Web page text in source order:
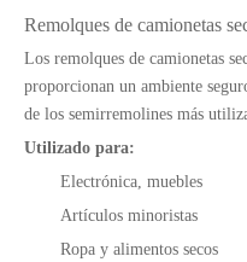
Remolques de camionetas
Los remolques de camionetas
proporcionan un ambiente
de los semirremolines más
Utilizado para:
Electrónica, muebles
Artículos minoristas
Ropa y alimentos secos